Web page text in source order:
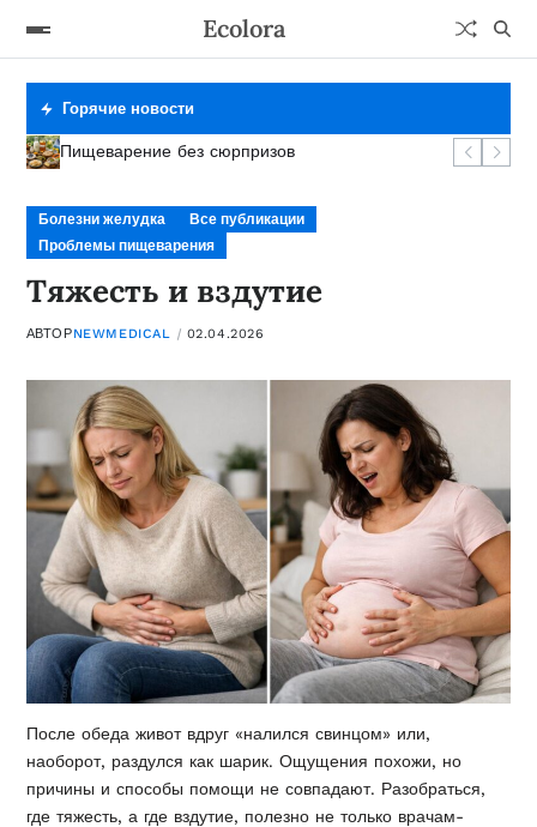
Ecolora
Горячие новости
Фермент под контролем
Сигналы тревоги желудка
Тяжесть и вздутие
Пищеварение без сюрпризов
Болезни желудка
Все публикации
Проблемы пищеварения
Тяжесть и вздутие
АВТОРNEWMEDICAL 02.04.2026
После обеда живот вдруг «налился свинцом» или,
наоборот, раздулся как шарик. Ощущения похожи, но
причины и способы помощи не совпадают. Разобраться,
где тяжесть, а где вздутие, полезно не только врачам-